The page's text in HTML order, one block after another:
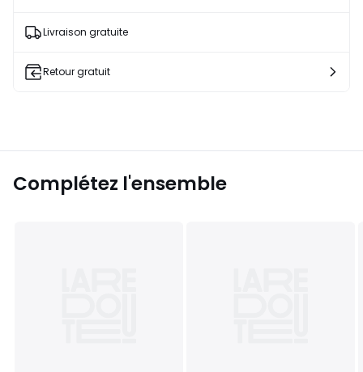
Livraison gratuite
Retour gratuit
Complétez l'ensemble